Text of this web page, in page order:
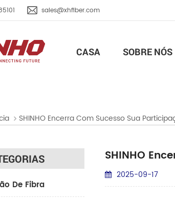
sales@xhfiber.com
CASA SOBRE NÓS
SHINHO Encerra Com Sucesso Sua
De Fibra
SHINHO
2025-09-17